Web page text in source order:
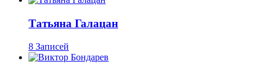
Татьяна Галацан
8 Записей